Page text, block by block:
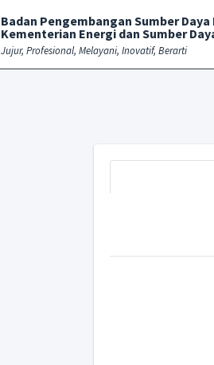
Badan Pengembangan Sumber Daya
Kementerian Energi dan Sumber
Jujur, Profesional, Melayani, Inovatif, Berarti